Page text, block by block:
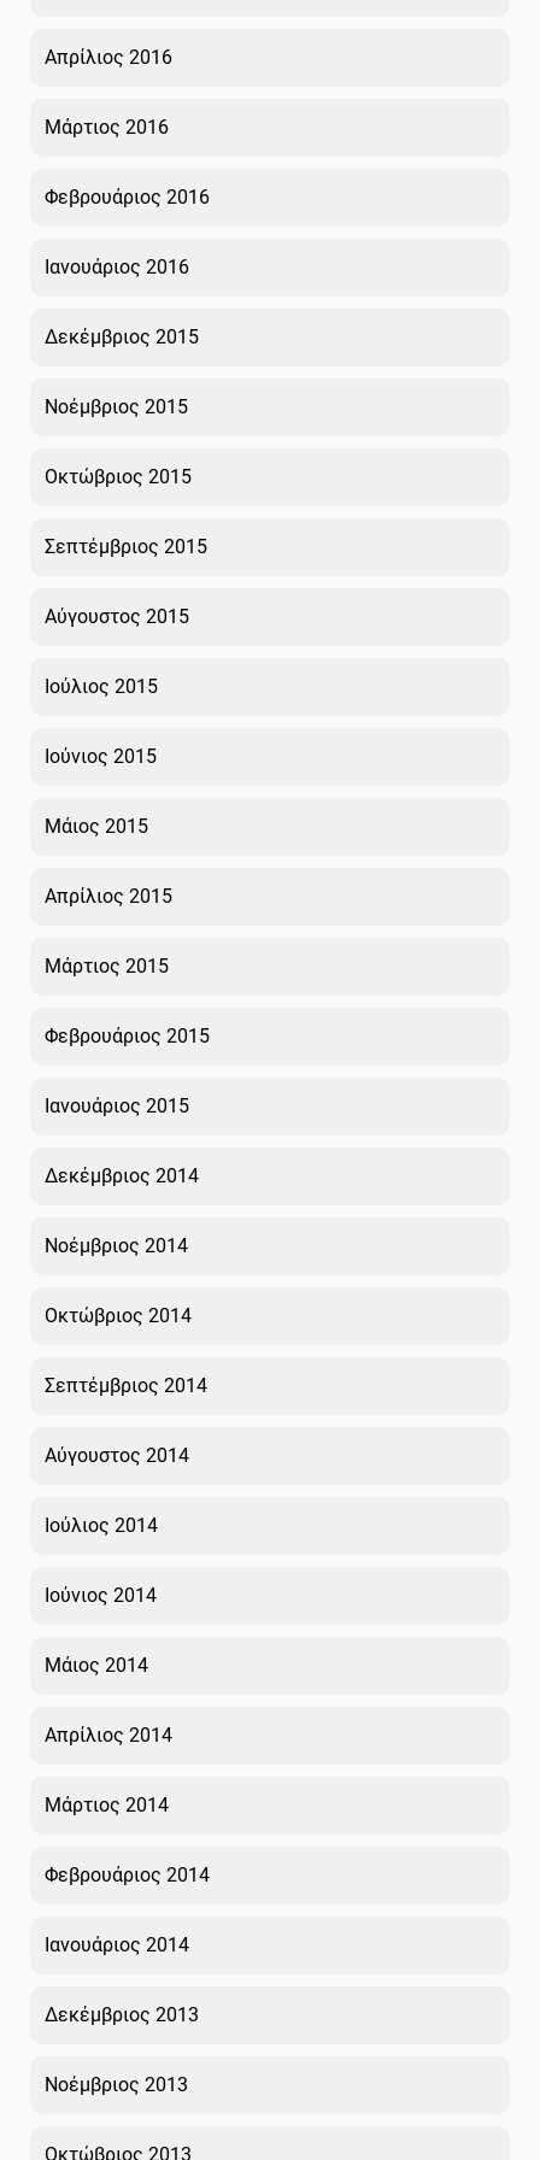
Απρίλιος 2016
Μάρτιος 2016
Φεβρουάριος 2016
Ιανουάριος 2016
Δεκέμβριος 2015
Νοέμβριος 2015
Οκτώβριος 2015
Σεπτέμβριος 2015
Αύγουστος 2015
Ιούλιος 2015
Ιούνιος 2015
Μάιος 2015
Απρίλιος 2015
Μάρτιος 2015
Φεβρουάριος 2015
Ιανουάριος 2015
Δεκέμβριος 2014
Νοέμβριος 2014
Οκτώβριος 2014
Σεπτέμβριος 2014
Αύγουστος 2014
Ιούλιος 2014
Ιούνιος 2014
Μάιος 2014
Απρίλιος 2014
Μάρτιος 2014
Φεβρουάριος 2014
Ιανουάριος 2014
Δεκέμβριος 2013
Νοέμβριος 2013
Οκτώβριος 2013